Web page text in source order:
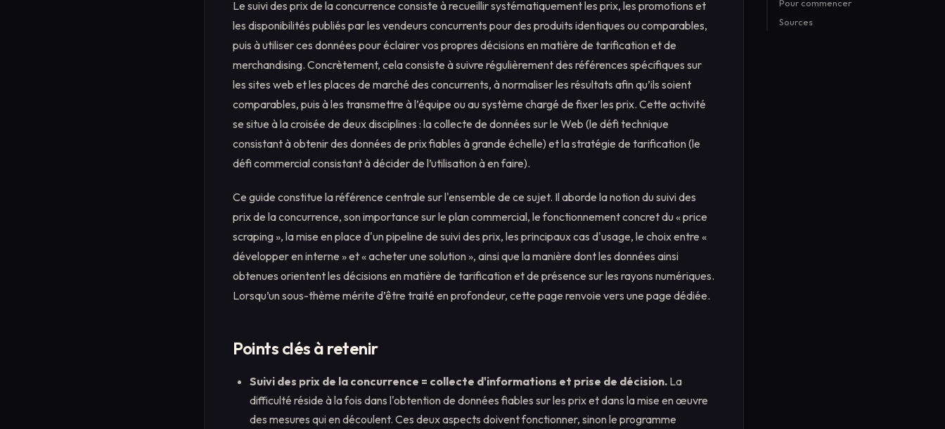
Le suivi des prix de la concurrence consiste à recueillir systématiquement les prix, les promotions et
les disponibilités publiés par les vendeurs concurrents pour des produits identiques ou comparables,
puis à utiliser ces données pour éclairer vos propres décisions en matière de tarification et de
merchandising. Concrètement, cela consiste à suivre régulièrement des références spécifiques sur
les sites web et les places de marché des concurrents, à normaliser les résultats afin qu’ils soient
comparables, puis à les transmettre à l’équipe ou au système chargé de fixer les prix. Cette activité
se situe à la croisée de deux disciplines : la collecte de données sur le Web (le défi technique
consistant à obtenir des données de prix fiables à grande échelle) et la stratégie de tarification (le
défi commercial consistant à décider de l’utilisation à en faire).
Ce guide constitue la référence centrale sur l'ensemble de ce sujet. Il aborde la notion du suivi des
prix de la concurrence, son importance sur le plan commercial, le fonctionnement concret du « price
scraping », la mise en place d'un pipeline de suivi des prix, les principaux cas d'usage, le choix entre «
développer en interne » et « acheter une solution », ainsi que la manière dont les données ainsi
obtenues orientent les décisions en matière de tarification et de présence sur les rayons numériques.
Lorsqu’un sous-thème mérite d’être traité en profondeur, cette page renvoie vers une page dédiée.
Points clés à retenir
Suivi des prix de la concurrence = collecte d'informations et prise de décision. La
difficulté réside à la fois dans l'obtention de données fiables sur les prix et dans la mise en œuvre
des mesures qui en découlent. Ces deux aspects doivent fonctionner, sinon le programme
L'étagère numérique
Marge et stratégie
Pour commencer
Sources